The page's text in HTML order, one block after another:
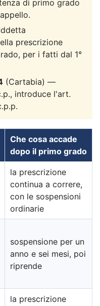
di primo grado
prescrizione
per i fatti dal 1°
(Cartabia) —
introduce l'art.
Che cosa accade
dopo il primo grado
la prescrizione
continua a correre,
con le sospensioni
ordinarie
sospensione per un
anno e sei mesi, poi
riprende
la prescrizione